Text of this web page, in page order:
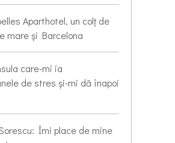
Aparthotel, un colț de
mare și Barcelona
care-mi ia
de stres și-mi dă înapoi
Îmi place de mine